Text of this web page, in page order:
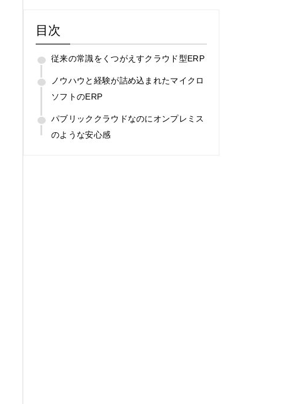
目次
従来の常識をくつがえすクラウド型ERP
ノウハウと経験が詰め込まれたマイクロ
ソフトのERP
パブリッククラウドなのにオンプレミス
のような安心感